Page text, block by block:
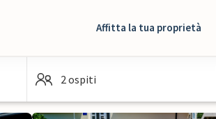
Affitta la tua proprietà
2 ospiti